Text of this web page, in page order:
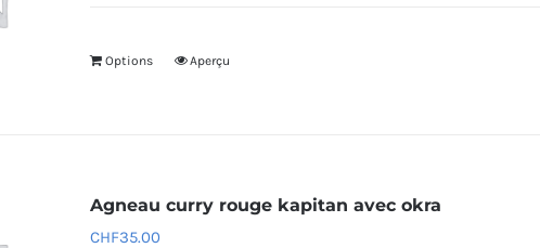
Options Aperçu
Agneau curry rouge kapitan avec okra
CHF35.00